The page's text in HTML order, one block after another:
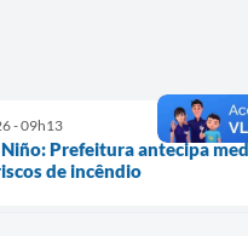
- 09h13
Niño: Prefeitura antecipa
de incêndio